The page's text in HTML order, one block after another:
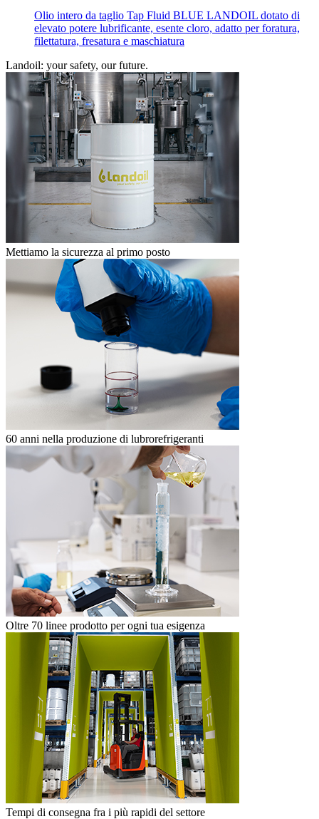
Olio intero da taglio Tap Fluid BLUE LANDOIL dotato di
elevato potere lubrificante, esente cloro, adatto per foratura,
filettatura, fresatura e maschiatura
Landoil: your safety, our future.
Mettiamo la sicurezza al primo posto
60 anni nella produzione di lubrorefrigeranti
Oltre 70 linee prodotto per ogni tua esigenza
Tempi di consegna fra i più rapidi del settore